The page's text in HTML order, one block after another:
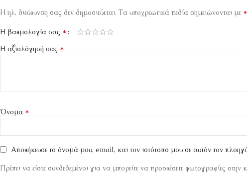
Η ηλ. διεύθυνση σας δεν δημοσιεύεται. Τα υποχρεωτικά πεδία σημειώνονται με *
Η βαθμολογία σας *
Η αξιολόγησή σας *
Όνομα *
Αποθήκευσε το όνομά μου, email, και τον ιστότοπο μου σε αυτόν τον
Πρέπει να είστε συνδεδεμένοι για να μπορείτε να προσθέσετε φωτογραφίες στην